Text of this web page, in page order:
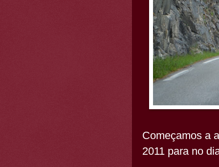
Começamos a
2011 para no